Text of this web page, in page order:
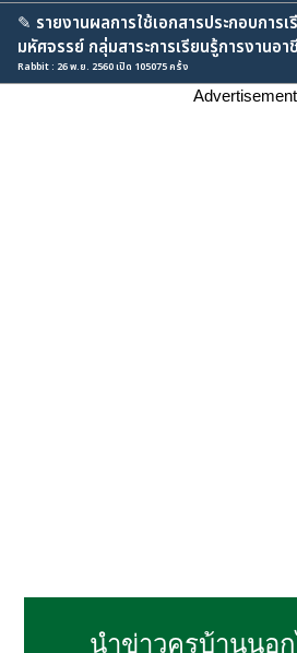
✎ รายงานผลการใช้เอกสารประกอบกา
มหัศจรรย์ กลุ่มสาระการเรียนรู้การงานอา
Rabbit : 26 พ.ย. 2560 เปิด 105075 ครั้ง
Advertisement
นำข่าวครูบ้านนอ